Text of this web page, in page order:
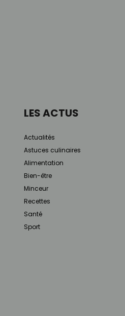
LES ACTUS
Actualités
Astuces culinaires
Alimentation
Bien-être
Minceur
Recettes
Santé
Sport